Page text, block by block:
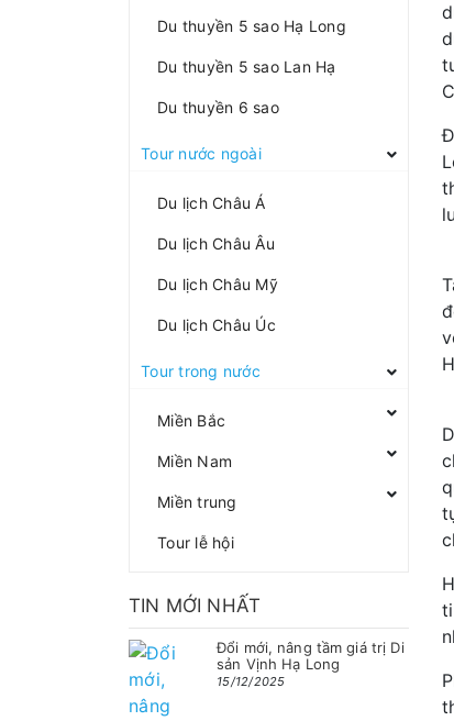
Du thuyền 5 sao Hạ Long
Du thuyền 5 sao Lan Hạ
Du thuyền 6 sao
Tour nước ngoài
Du lịch Châu Á
Du lịch Châu Âu
Du lịch Châu Mỹ
Du lịch Châu Úc
Tour trong nước
Miền Bắc
Miền Nam
Miền trung
Tour lễ hội
TIN MỚI NHẤT
Đổi mới, nâng tầm giá trị Di
sản Vịnh Hạ Long
15/12/2025